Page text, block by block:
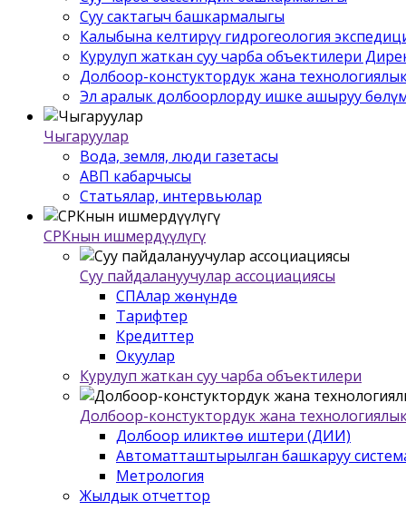
Суу сактагыч башкармалыгы
Калыбына келтирүү гидрогеология
Курулуп жаткан суу чарба объектилери
Долбоор-констуктордук жана
Эл аралык долбоорлорду ишке ашыруу
Чыгаруулар
Вода, земля, люди газетасы
АВП кабарчысы
Статьялар, интервьюлар
СРКнын ишмердүүлүгү
Суу пайдалануучулар ассоциациясы
СПАлар жѳнүндѳ
Тарифтер
Кредиттер
Окуулар
Курулуп жаткан суу чарба объектилери
Долбоор-констуктордук жана
Долбоор иликтѳѳ иштери (ДИИ)
Автоматташтырылган башкаруу
Метрология
Жылдык отчеттор